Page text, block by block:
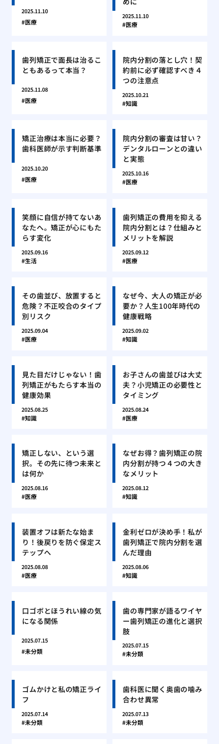
2025.11.10
医療
2025.11.10
医療
歯列矯正で面長は治るこ
ともあるって本当？
2025.11.08
医療
院内分割の落とし穴！契
約前に必ず確認すべき４
つの注意点
2025.10.21
知識
矯正治療は本当に必要？
歯科医師が示す判断基準
2025.10.20
医療
院内分割の審査は甘い？
デンタルローンとの違い
と実態
2025.10.16
医療
笑顔に自信が持てないあ
なたへ。矯正が心にもた
らす変化
2025.09.16
生活
歯列矯正の費用を抑える
院内分割とは？仕組みと
メリットを解説
2025.09.12
医療
その歯並び、放置すると
危険？不正咬合のタイプ
別リスク
2025.09.04
医療
なぜ今、大人の矯正が必
要か？人生100年時代の
健康戦略
2025.09.02
知識
見た目だけじゃない！歯
列矯正がもたらす本当の
健康効果
2025.08.25
知識
お子さんの歯並びは大丈
夫？小児矯正の必要性と
タイミング
2025.08.24
医療
矯正しない、という選
択。その先に待つ未来と
は何か
2025.08.16
医療
なぜお得？歯列矯正の院
内分割が持つ４つの大き
なメリット
2025.08.12
知識
装置オフは新たな始ま
り！後戻りを防ぐ保定ス
テップへ
2025.08.08
医療
金利ゼロが決め手！私が
歯列矯正で院内分割を選
んだ理由
2025.08.06
知識
口ゴボとほうれい線の気
になる関係
2025.07.15
未分類
歯の専門家が語るワイヤ
ー歯列矯正の進化と選択
肢
2025.07.15
未分類
ゴムかけと私の矯正ライ
フ
2025.07.14
未分類
歯科医に聞く奥歯の噛み
合わせ異常
2025.07.13
未分類